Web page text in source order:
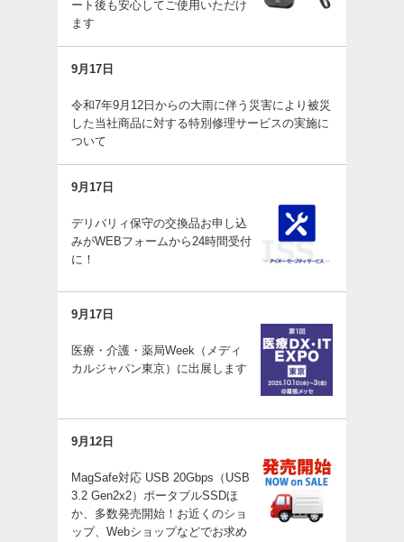
ート後も安心してご使用いただけ
ます
9月17日
令和7年9月12日からの大雨に伴う災害により被災
した当社商品に対する特別修理サービスの実施に
ついて
9月17日
デリバリィ保守の交換品お申し込
みがWEBフォームから24時間受付
に！
9月17日
医療・介護・薬局Week（メディ
カルジャパン東京）に出展します
9月12日
MagSafe対応 USB 20Gbps（USB
3.2 Gen2x2）ポータブルSSDほ
か、多数発売開始！お近くのショ
ップ、Webショップなどでお求め